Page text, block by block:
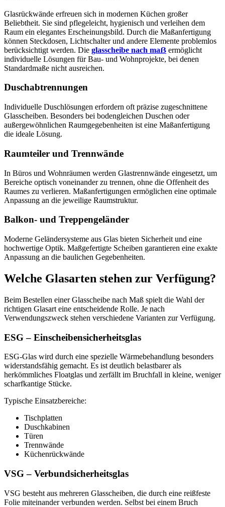
Glasrückwände erfreuen sich in modernen Küchen großer
Beliebtheit. Sie sind pflegeleicht, hygienisch und verleihen dem
Raum ein elegantes Erscheinungsbild. Durch die Maßanfertigung
können Steckdosen, Lichtschalter und andere Elemente problemlos
berücksichtigt werden. Die glasscheibe nach maẞ ermöglicht
individuelle Lösungen für Bau- und Wohnprojekte, bei denen
Standardmaße nicht ausreichen.
Duschabtrennungen
Individuelle Duschlösungen erfordern oft präzise zugeschnittene
Glasscheiben. Besonders bei bodengleichen Duschen oder
außergewöhnlichen Raumgegebenheiten ist eine Maßanfertigung
die ideale Lösung.
Raumteiler und Trennwände
In Büros und Wohnräumen werden Glastrennwände eingesetzt, um
Bereiche optisch voneinander zu trennen, ohne die Offenheit des
Raumes zu verlieren. Maßanfertigungen ermöglichen eine optimale
Anpassung an die jeweilige Raumstruktur.
Balkon- und Treppengeländer
Moderne Geländersysteme aus Glas bieten Sicherheit und eine
hochwertige Optik. Maßgefertigte Scheiben garantieren eine exakte
Anpassung an die baulichen Gegebenheiten.
Welche Glasarten stehen zur Verfügung?
Beim Bestellen einer Glasscheibe nach Maß spielt die Wahl der
richtigen Glasart eine entscheidende Rolle. Je nach
Verwendungszweck stehen verschiedene Varianten zur Verfügung.
ESG – Einscheibensicherheitsglas
ESG-Glas wird durch eine spezielle Wärmebehandlung besonders
widerstandsfähig gemacht. Es ist deutlich belastbarer als
herkömmliches Floatglas und zerfällt im Bruchfall in kleine, weniger
scharfkantige Stücke.
Typische Einsatzbereiche:
Tischplatten
Duschkabinen
Türen
Trennwände
Küchenrückwände
VSG – Verbundsicherheitsglas
VSG besteht aus mehreren Glasscheiben, die durch eine reißfeste
Folie miteinander verbunden werden. Selbst bei einem Bruch